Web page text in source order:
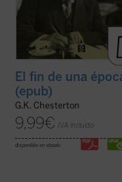
El fin de una
(epub)
G.K. Chesterton
9,99€ IVA incluido
disponible en ebook: